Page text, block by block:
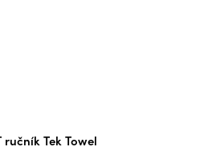
ručník Tek Towel